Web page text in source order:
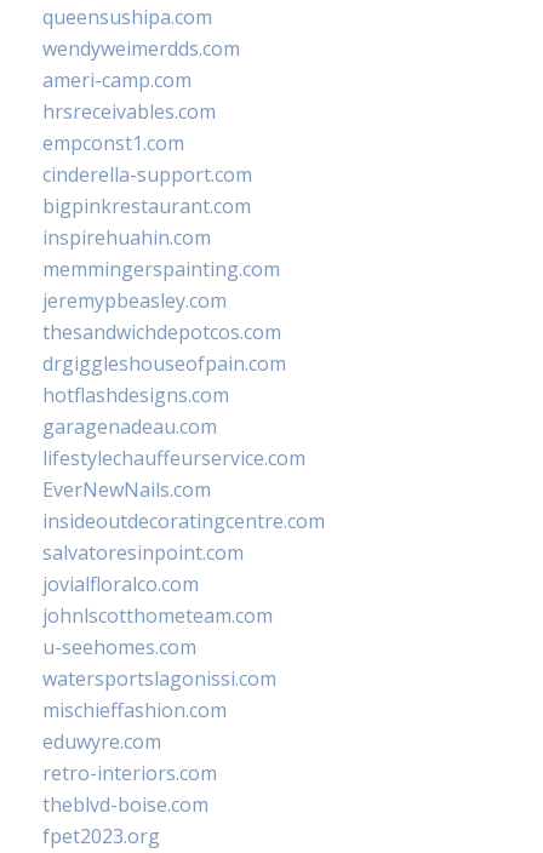
queensushipa.com
wendyweimerdds.com
ameri-camp.com
hrsreceivables.com
empconst1.com
cinderella-support.com
bigpinkrestaurant.com
inspirehuahin.com
memmingerspainting.com
jeremypbeasley.com
thesandwichdepotcos.com
drgiggleshouseofpain.com
hotflashdesigns.com
garagenadeau.com
lifestylechauffeurservice.com
EverNewNails.com
insideoutdecoratingcentre.com
salvatoresinpoint.com
jovialfloralco.com
johnlscotthometeam.com
u-seehomes.com
watersportslagonissi.com
mischieffashion.com
eduwyre.com
retro-interiors.com
theblvd-boise.com
fpet2023.org